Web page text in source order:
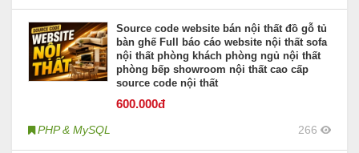
Source code website bán nội thất đồ gỗ tủ
bàn ghế Full báo cáo website nội thất sofa
nội thất phòng khách phòng ngủ nội thất
phòng bếp showroom nội thất cao cấp
source code nội thất
600.000đ
PHP & MySQL 266